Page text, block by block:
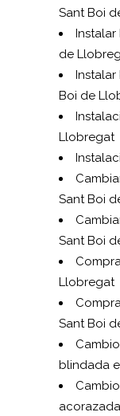
Sant Boi
Instalar
de
Boi de
Llobregat
Sant Boi
Sant Boi
Llobregat
Sant Boi
blindada